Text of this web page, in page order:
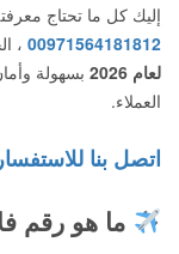
إليك كل ما تحتاج
00971564181812 ،
لعام 2026
بسهولة
العملاء.
اتصل بنا للاستفسار
ما هو رقم